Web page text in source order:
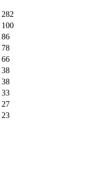
282
100
86
78
66
38
38
33
27
23